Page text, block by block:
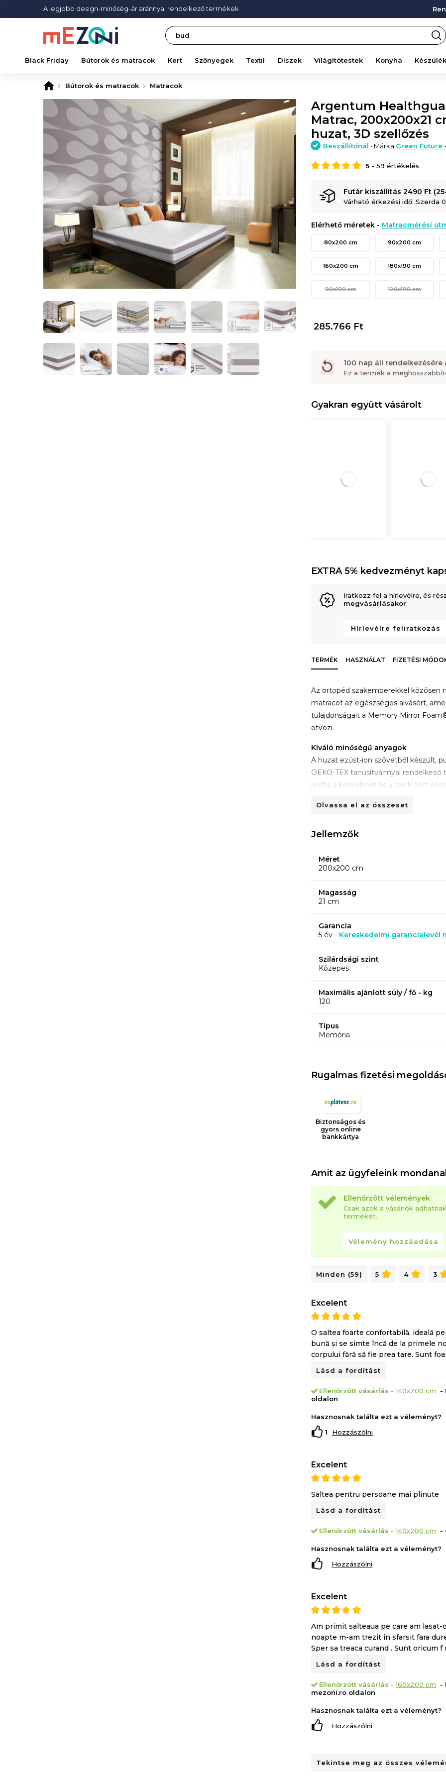
A legjobb design-minőség-ár aránnyal rendelkező termékek
Search
Black Friday Bútorok és matracok Kert Szőnyegek Textil Díszek Világítótestek Konyha
Bútorok és matracok Matracok
Argentum
Matrac, 200x200x21
huzat, 3D szellőzés
Beszállítónál • Márka Green Future
5 -59 értékelés
Futár kiszállítás 2490 Ft
Várható érkezési idő: Szerda
Elérhető méretek - Matracmérési
80x200 cm 90x200 cm
160x200 cm 180x190 cm
90x190 cm 120x190 cm
285.766 Ft
Ön profitál a programból
vissza!"(részletek)
100 nap áll rendelkezésére
Ez a termék a
Gyakran együtt vásárolt
EXTRA 5% kedvezményt
Iratkozz fel a hírlevélre, és
megvásárlásakor.
Hírlevélre feliratkozás
TERMÉK HASZNÁLAT FIZETÉSI
Az ortopéd szakemberekkel
matracot az egészséges alvásért,
tulajdonságait a Memory Mirror
ötvözi.
Kiváló minőségű anyagok
A huzat ezüst-ion szövetből készült,
OEKO-TEX tanúsítvánnyal
javítja a kényelmet és a szellőzést
A Green Form HD® elasztikus habból
közben.
A matrac komfortzónája 2 különböző
4 cm Memory Mirror Foam®
nyomáspontokat alvás közben, hogy
alátámasztását a deréktáji, a nyaki és
Olvassa el az összeset
Jellemzők
Méret
200x200 cm
Magasság
21 cm
Garancia
5 év - Kereskedelmi garancialevél
Szilárdsági szint
Közepes
Maximális ajánlott súly / fő - kg
120
Típus
Memória
Rugalmas fizetési
Biztonságos és
gyors online
bankkártya
Amit az ügyfeleink
Ellenőrzött vélemények
Csak azok a vásárlók
terméket.
Vélemény hozzáadása
Minden (59) 5 4 3
Excelent
O saltea foarte confortabilă, ideală
bună și se simte încă de la primele
corpului fără să fie prea tare. Sunt
Lásd a fordítást
Ellenőrzött vásárlás -140x200 cm
-
oldalon
Hasznosnak találta ezt a véleményt?
1
Hozzászólni
Excelent
Saltea pentru persoane mai plinute
Lásd a fordítást
Ellenőrzött vásárlás -140x200 cm -
Hasznosnak találta ezt a véleményt?
Hozzászólni
Excelent
Am primit salteaua pe care am
noapte m-am trezit in sfarsit fara
Sper sa treaca curand . Sunt oricum
Lásd a fordítást
Ellenőrzött vásárlás -160x200 cm
-
mezoni.ro oldalon
Hasznosnak találta ezt a véleményt?
Hozzászólni
Tekintse meg az összes